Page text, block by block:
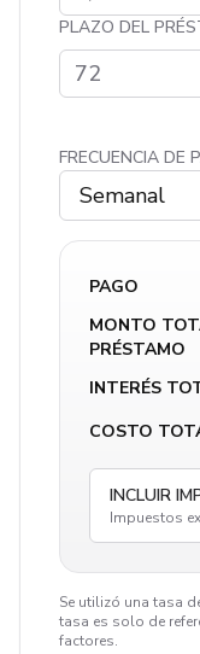
PLAZO DEL
FRECUENCIA DE
Semanal
PAGO
MONTO
PRÉSTAMO
INTERÉS
COSTO
INCLUIR
Impuestos
Se utilizó una tasa
tasa es solo de
factores.